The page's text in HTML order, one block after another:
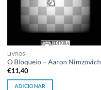
LIVROS
O Bloqueio – Aaron Nimzovich
€11,40
ADICIONAR